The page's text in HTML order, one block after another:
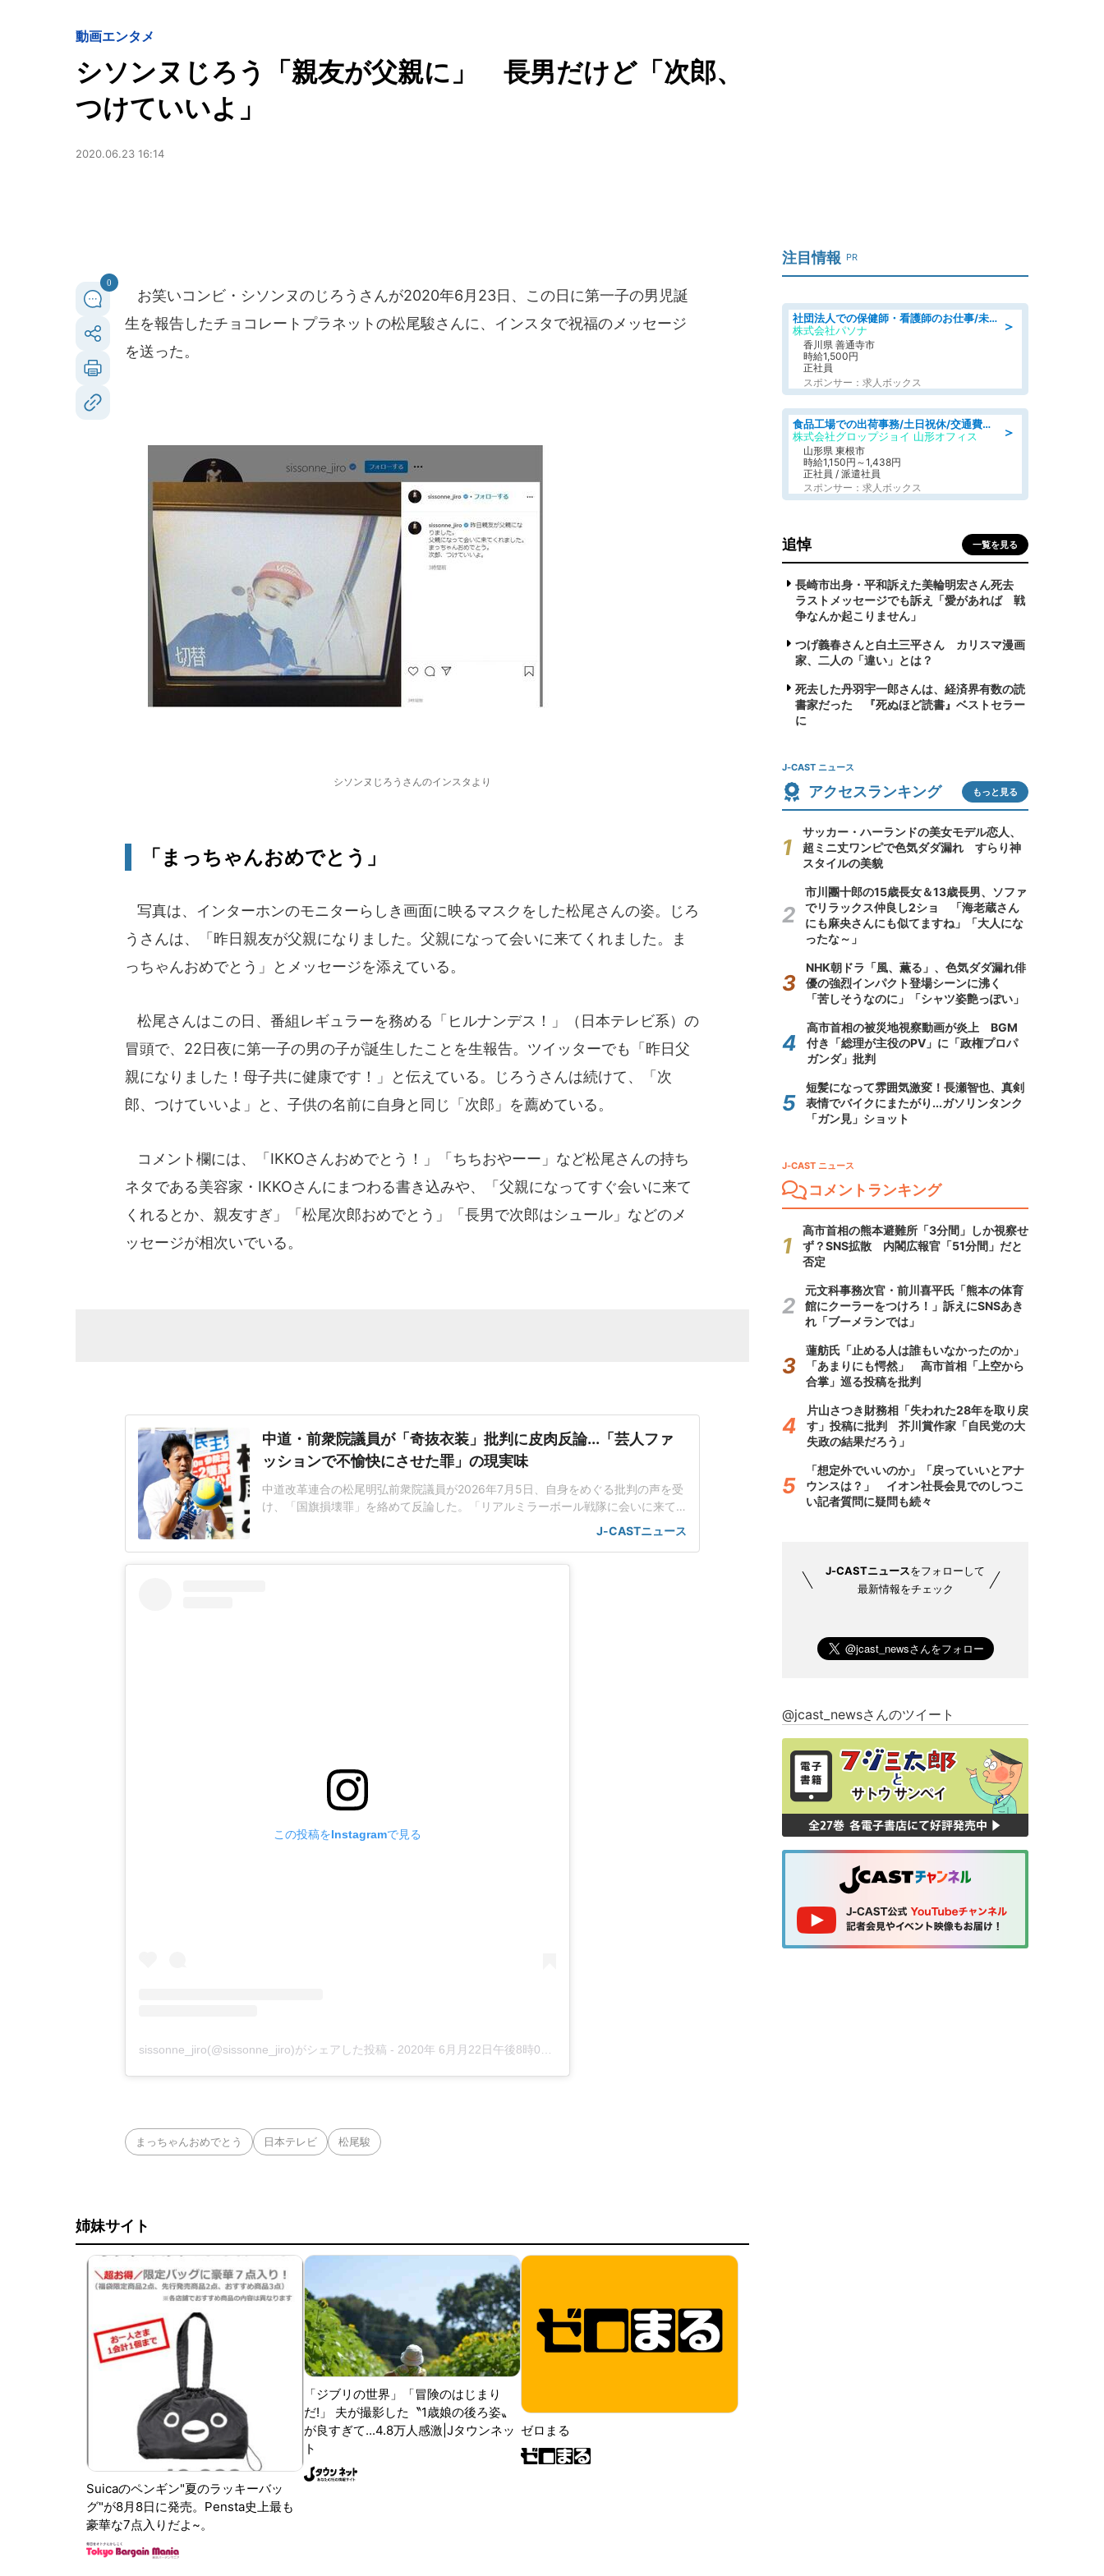
動画エンタメ
シソンヌじろう「親友が父親に」 長男だけど「次郎、
つけていいよ」
2020.06.23 16:14
0
お笑いコンビ・シソンヌのじろうさんが2020年6月23日、この日に第一子の男児誕
生を報告したチョコレートプラネットの松尾駿さんに、インスタで祝福のメッセージ
を送った。
シソンヌじろうさんのインスタより
「まっちゃんおめでとう」
写真は、インターホンのモニターらしき画面に映るマスクをした松尾さんの姿。じろ
うさんは、「昨日親友が父親になりました。父親になって会いに来てくれました。ま
っちゃんおめでとう」とメッセージを添えている。
松尾さんはこの日、番組レギュラーを務める「ヒルナンデス！」（日本テレビ系）の
冒頭で、22日夜に第一子の男の子が誕生したことを生報告。ツイッターでも「昨日父
親になりました！母子共に健康です！」と伝えている。じろうさんは続けて、「次
郎、つけていいよ」と、子供の名前に自身と同じ「次郎」を薦めている。
コメント欄には、「IKKOさんおめでとう！」「ちちおやーー」など松尾さんの持ち
ネタである美容家・IKKOさんにまつわる書き込みや、「父親になってすぐ会いに来て
くれるとか、親友すぎ」「松尾次郎おめでとう」「長男で次郎はシュール」などのメ
ッセージが相次いでいる。
中道・前衆院議員が「奇抜衣装」批判に皮肉反論...「芸人ファ
ッションで不愉快にさせた罪」の現実味
中道改革連合の松尾明弘前衆院議員が2026年7月5日、自身をめぐる批判の声を受
け、「国旗損壊罪」を絡めて反論した。「リアルミラーボール戦隊に会いに来て
ください!」発端となったのは、松尾氏が4日に行った田町駅でのYouTube配信のお
知らせ投稿だった。松尾氏は田町駅のデッキで港区議会議員らと配信を行うと
J-CASTニュース
この投稿をInstagramで見る
sissonne_jiro(@sissonne_jiro)がシェアした投稿 - 2020年 6月月22日午後8時06分PDT
まっちゃんおめでとう 日本テレビ 松尾駿
姉妹サイト
Suicaのペンギン"夏のラッキーバッ
グ"が8月8日に発売。Pensta史上最も
豪華な7点入りだよ~。
「ジブリの世界」「冒険のはじまり
だ!」 夫が撮影した〝1歳娘の後ろ姿〟
が良すぎて...4.8万人感激|Jタウンネッ
ト
ゼロまる
注目情報 PR
＞
社団法人での保健師・看護師のお仕事/未経験OK/要資格:普通免許、保健師、正看護師
株式会社パソナ
香川県 善通寺市
時給1,500円
正社員
スポンサー：求人ボックス
＞
食品工場での出荷事務/土日祝休/交通費支給
株式会社グロップジョイ 山形オフィス
山形県 東根市
時給1,150円～1,438円
正社員 / 派遣社員
スポンサー：求人ボックス
追悼 一覧を見る
長崎市出身・平和訴えた美輪明宏さん死去
ラストメッセージでも訴え「愛があれば 戦
争なんか起こりません」
つげ義春さんと白土三平さん カリスマ漫画
家、二人の「違い」とは？
死去した丹羽宇一郎さんは、経済界有数の読
書家だった 『死ぬほど読書』ベストセラー
に
J-CAST ニュース
アクセスランキング もっと見る
サッカー・ハーランドの美女モデル恋人、
超ミニ丈ワンピで色気ダダ漏れ すらり神
スタイルの美貌
市川團十郎の15歳長女＆13歳長男、ソファ
でリラックス仲良し2ショ 「海老蔵さん
にも麻央さんにも似てますね」「大人にな
ったな～」
NHK朝ドラ「風、薫る」、色気ダダ漏れ俳
優の強烈インパクト登場シーンに沸く
「苦しそうなのに」「シャツ姿艶っぽい」
高市首相の被災地視察動画が炎上 BGM
付き「総理が主役のPV」に「政権プロパ
ガンダ」批判
短髪になって雰囲気激変！長瀬智也、真剣
表情でバイクにまたがり...ガソリンタンク
「ガン見」ショット
J-CAST ニュース
コメントランキング
高市首相の熊本避難所「3分間」しか視察せ
ず？SNS拡散 内閣広報官「51分間」だと
否定
元文科事務次官・前川喜平氏「熊本の体育
館にクーラーをつけろ！」訴えにSNSあき
れ「ブーメランでは」
蓮舫氏「止める人は誰もいなかったのか」
「あまりにも愕然」 高市首相「上空から
合掌」巡る投稿を批判
片山さつき財務相「失われた28年を取り戻
す」投稿に批判 芥川賞作家「自民党の大
失政の結果だろう」
「想定外でいいのか」「戻っていいとアナ
ウンスは？」 イオン社長会見でのしつこ
い記者質問に疑問も続々
J-CASTニュースをフォローして
最新情報をチェック
@jcast_newsさんのツイート